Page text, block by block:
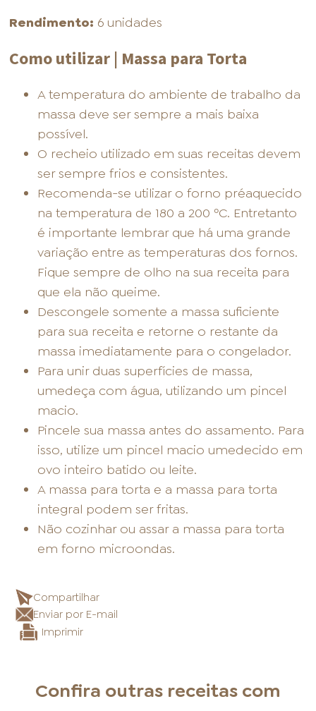
Rendimento: 6 unidades
Como utilizar | Massa para Torta
A temperatura do ambiente de trabalho da
massa deve ser sempre a mais baixa
possível.
O recheio utilizado em suas receitas devem
ser sempre frios e consistentes.
Recomenda-se utilizar o forno préaquecido
na temperatura de 180 a 200 ºC. Entretanto
é importante lembrar que há uma grande
variação entre as temperaturas dos fornos.
Fique sempre de olho na sua receita para
que ela não queime.
Descongele somente a massa suficiente
para sua receita e retorne o restante da
massa imediatamente para o congelador.
Para unir duas superfícies de massa,
umedeça com água, utilizando um pincel
macio.
Pincele sua massa antes do assamento. Para
isso, utilize um pincel macio umedecido em
ovo inteiro batido ou leite.
A massa para torta e a massa para torta
integral podem ser fritas.
Não cozinhar ou assar a massa para torta
em forno microondas.
Compartilhar
Enviar por E-mail
Imprimir
Confira outras receitas com